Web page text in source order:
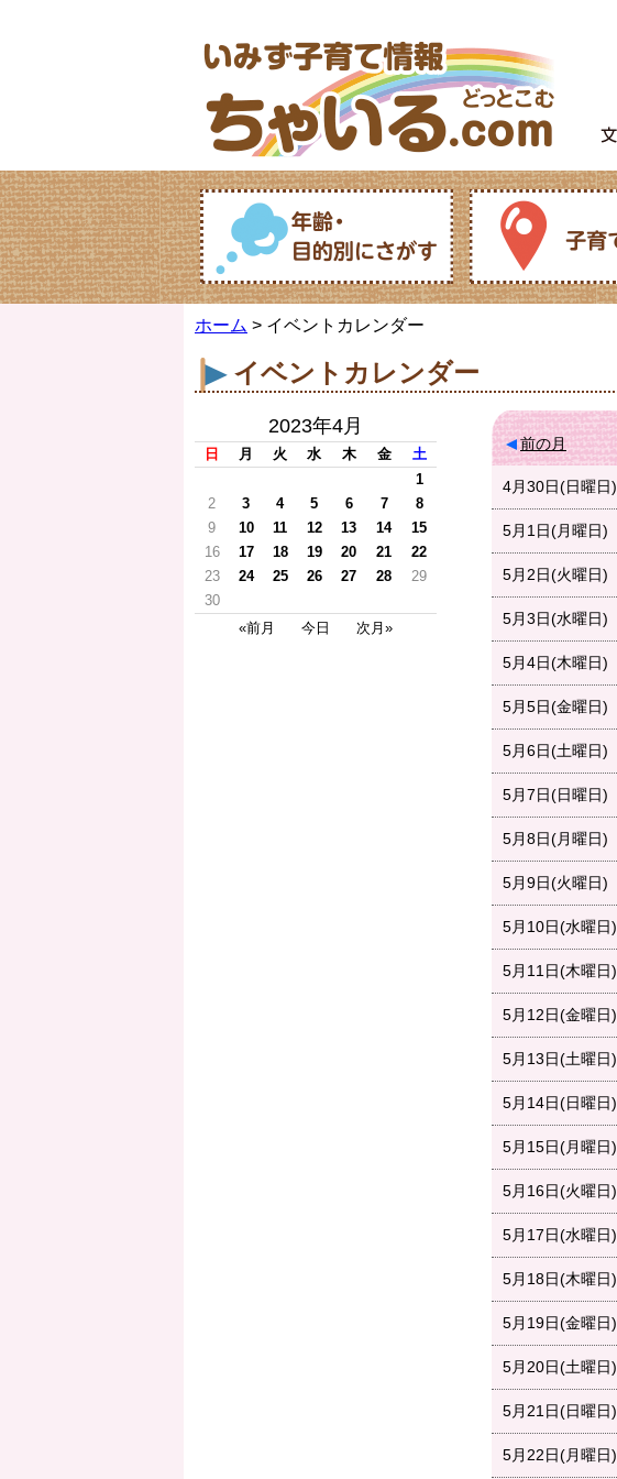
ホーム > イベントカレンダー
イベントカレンダー
2023年4月
日 月 火 水 木 金
土
1
2
3 4 5 6 7
8
9
10 11 12 13 14
15
16
17 18 19 20 21
22
23
24 25 26 27 28
29
30
«前月
今日 次月»
前の月
4月30日(日曜日)
5月1日(月曜日)
5月2日(火曜日)
5月3日(水曜日)
5月4日(木曜日)
5月5日(金曜日)
5月6日(土曜日)
5月7日(日曜日)
5月8日(月曜日)
5月9日(火曜日)
5月10日(水曜日)
5月11日(木曜日)
5月12日(金曜日)
5月13日(土曜日)
5月14日(日曜日)
5月15日(月曜日)
5月16日(火曜日)
5月17日(水曜日)
5月18日(木曜日)
5月19日(金曜日)
5月20日(土曜日)
5月21日(日曜日)
5月22日(月曜日)